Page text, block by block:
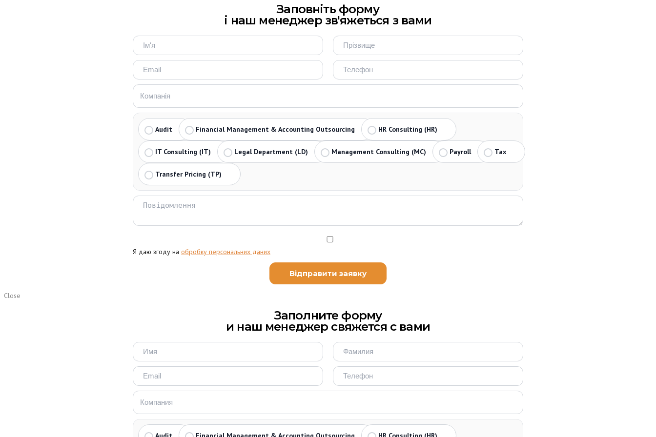
Заповніть форму
і наш менеджер зв'яжеться з вами
Audit Financial Management & Accounting Outsourcing HR Consulting (HR)
IT Consulting (IT) Legal Department (LD) Management Consulting (MC) Payroll Tax
Transfer Pricing (TP)
Я даю згоду на обробку персональних даних
Close
Заполните форму
и наш менеджер свяжется с вами